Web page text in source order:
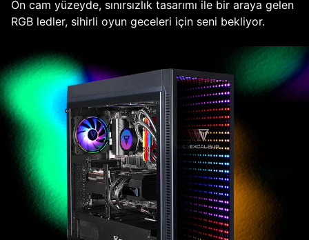
Ön cam yüzeyde, sınırsızlık tasarımı ile bir araya gelen
RGB ledler, sihirli oyun geceleri için seni bekliyor.